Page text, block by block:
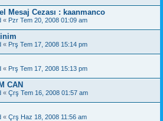
Mesaj Cezası : kaanmanco
« Pzr Tem 20, 2008 01:09 am
« Prş Tem 17, 2008 15:14 pm
« Prş Tem 17, 2008 15:13 pm
CAN
« Çrş Tem 16, 2008 01:57 am
« Çrş Haz 18, 2008 11:56 am